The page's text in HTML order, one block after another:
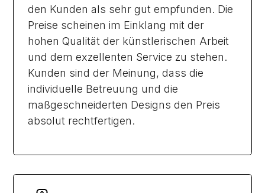
den Kunden als sehr gut empfunden. Die
Preise scheinen im Einklang mit der
hohen Qualität der künstlerischen Arbeit
und dem exzellenten Service zu stehen.
Kunden sind der Meinung, dass die
individuelle Betreuung und die
maßgeschneiderten Designs den Preis
absolut rechtfertigen.